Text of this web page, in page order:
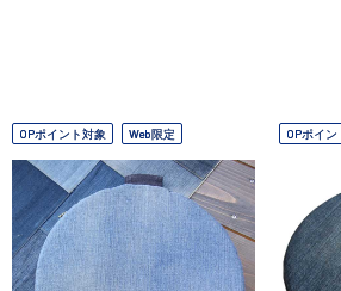
OPポイント対象 Web限定 OPポイン